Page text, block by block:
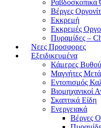
Ραβδοσκοπικά
Βέργες
Εκκρεμή
Εκκρεμές
Πυραμίδες –
Νεες Προσφορες
Εξειδικευμένα
Κάμερες Βυθού
Μαγνήτες
Εντοπισμός
Βιομηχανικοί
Σκαπτικά Είδη
Ενεργειακά
Βέργες